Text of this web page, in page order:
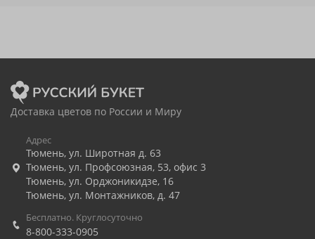
Доставка цветов по России и Миру
Адрес
Тюмень, ул. Широтная д. 63
Тюмень, ул. Профсоюзная, 53, офис 3
Тюмень, ул. Орджоникидзе, 16
Тюмень, ул. Монтажников, д. 47
Бесплатно. Круглосуточно
8-800-333-0905